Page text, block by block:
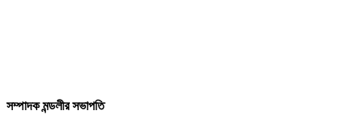
সম্পাদক মন্ডলীর সভাপতি